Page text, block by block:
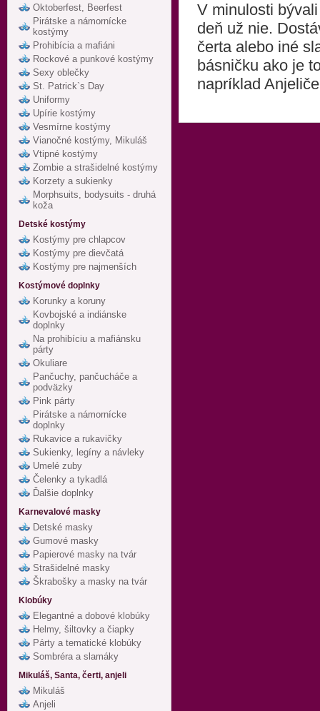
Oktoberfest, Beerfest
Pirátske a námornícke
kostýmy
Prohibícia a mafiáni
Rockové a punkové kostýmy
Sexy oblečky
St. Patrick`s Day
Uniformy
Upírie kostýmy
Vesmírne kostýmy
Vianočné kostýmy, Mikuláš
Vtipné kostýmy
Zombie a strašidelné kostýmy
Korzety a sukienky
Morphsuits, bodysuits - druhá
koža
Detské kostýmy
Kostýmy pre chlapcov
Kostýmy pre dievčatá
Kostýmy pre najmenších
Kostýmové doplnky
Korunky a koruny
Kovbojské a indiánske
doplnky
Na prohibíciu a mafiánsku
párty
Okuliare
Pančuchy, pančucháče a
podväzky
Pink párty
Pirátske a námornícke
doplnky
Rukavice a rukavičky
Sukienky, legíny a návleky
Umelé zuby
Čelenky a tykadlá
Ďalšie doplnky
Karnevalové masky
Detské masky
Gumové masky
Papierové masky na tvár
Strašidelné masky
Škrabošky a masky na tvár
Klobúky
Elegantné a dobové klobúky
Helmy, šiltovky a čiapky
Párty a tematické klobúky
Sombréra a slamáky
Mikuláš, Santa, čerti, anjeli
Mikuláš
Anjeli
V minulosti
deň už nie.
čerta alebo iné
básničku ako je
napríklad